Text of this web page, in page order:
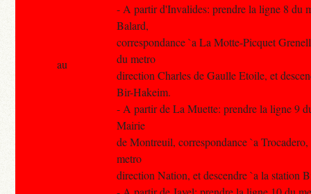
- A partir d'Invalides: prendre la ligne 8 du
Balard,
correspondance `a La Motte-Picquet
du metro
direction Charles de Gaulle Etoile, et
Bir-Hakeim.
- A partir de La Muette: prendre la ligne 9
Mairie
de Montreuil, correspondance `a
metro
direction Nation, et descendre `a la station
au